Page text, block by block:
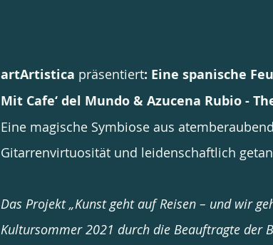
artArtistica präsentiert: Eine spanische
Mit Cafe‘ del Mundo & Azucena Rubio -
Eine magische Symbiose aus
Gitarrenvirtuosität und leidenschaftlich
Das Projekt „Kunst geht auf Reisen – und wir
Kultursommer 2021 durch die Beauftragte der